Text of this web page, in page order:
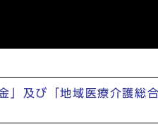
及び「地域医療介護総